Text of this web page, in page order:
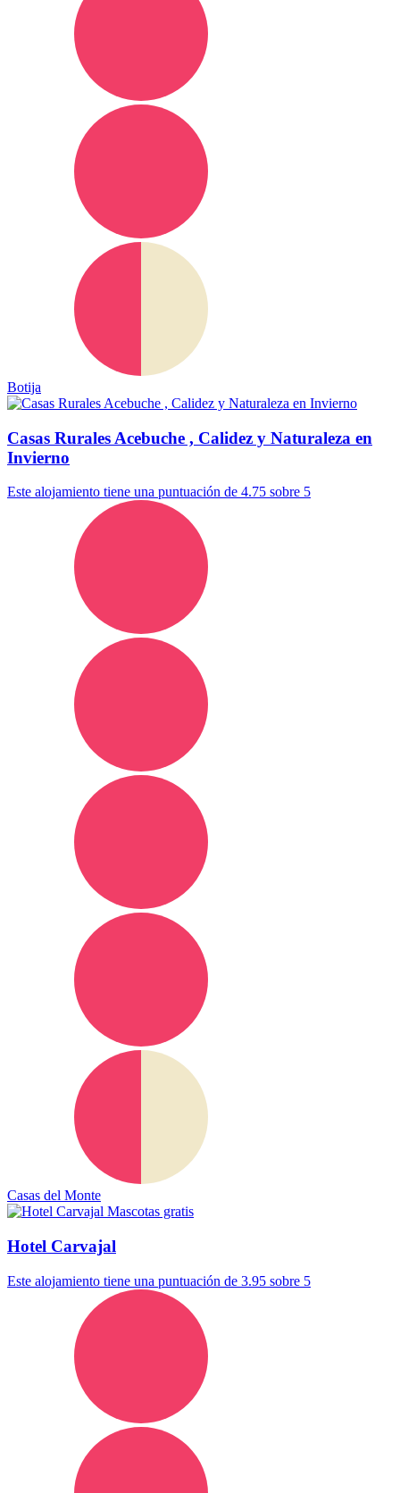
Botija
Casas Rurales Acebuche , Calidez y Naturaleza en
Invierno
Este alojamiento tiene una puntuación de 4.75 sobre 5
Casas del Monte
Mascotas gratis
Hotel Carvajal
Este alojamiento tiene una puntuación de 3.95 sobre 5